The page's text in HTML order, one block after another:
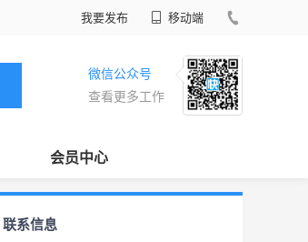
我要发布 移动端
微信公众号
查看更多工作
会员中心
联系信息